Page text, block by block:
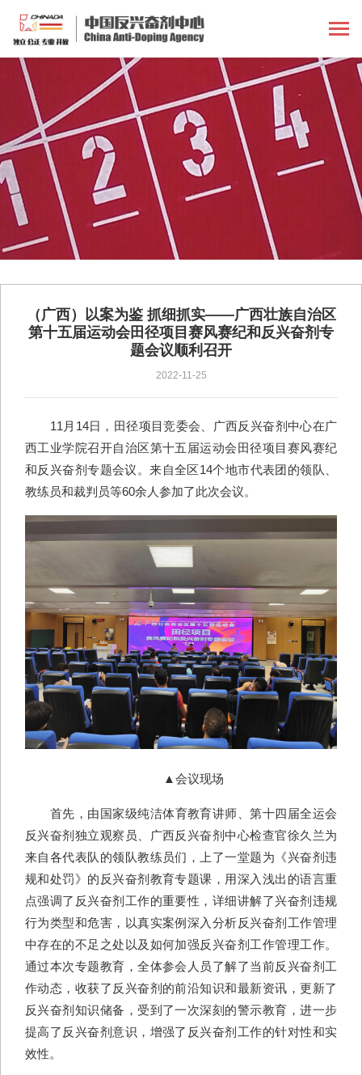
（广西）以案为鉴 抓细抓实——广西壮族自治区
第十五届运动会田径项目赛风赛纪和反兴奋剂专
题会议顺利召开
2022-11-25
11月14日，田径项目竞委会、广西反兴奋剂中心在广
西工业学院召开自治区第十五届运动会田径项目赛风赛纪
和反兴奋剂专题会议。来自全区14个地市代表团的领队、
教练员和裁判员等60余人参加了此次会议。
▲会议现场
首先，由国家级纯洁体育教育讲师、第十四届全运会
反兴奋剂独立观察员、广西反兴奋剂中心检查官徐久兰为
来自各代表队的领队教练员们，上了一堂题为《兴奋剂违
规和处罚》的反兴奋剂教育专题课，用深入浅出的语言重
点强调了反兴奋剂工作的重要性，详细讲解了兴奋剂违规
行为类型和危害，以真实案例深入分析反兴奋剂工作管理
中存在的不足之处以及如何加强反兴奋剂工作管理工作。
通过本次专题教育，全体参会人员了解了当前反兴奋剂工
作动态，收获了反兴奋剂的前沿知识和最新资讯，更新了
反兴奋剂知识储备，受到了一次深刻的警示教育，进一步
提高了反兴奋剂意识，增强了反兴奋剂工作的针对性和实
效性。